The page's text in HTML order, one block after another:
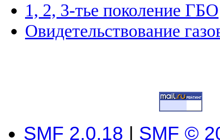
1, 2, 3-тье поколение ГБО
Овидетельствование
SMF 2.0.18 | SMF ©